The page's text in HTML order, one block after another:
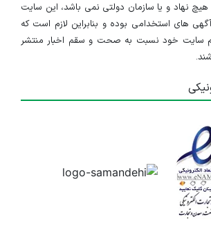
نهاد و یا سازمان دولتی نمی باشد، این سایت
های استخدامی بوده و بنابراین لازم است که
سایت خود نسبت به صحت و سقم اخبار منتشر